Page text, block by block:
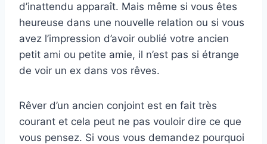
d’inattendu apparaît. Mais même si vous êtes
heureuse dans une nouvelle relation ou si vous
avez l’impression d’avoir oublié votre ancien
petit ami ou petite amie, il n’est pas si étrange
de voir un ex dans vos rêves.
Rêver d’un ancien conjoint est en fait très
courant et cela peut ne pas vouloir dire ce que
vous pensez. Si vous vous demandez pourquoi